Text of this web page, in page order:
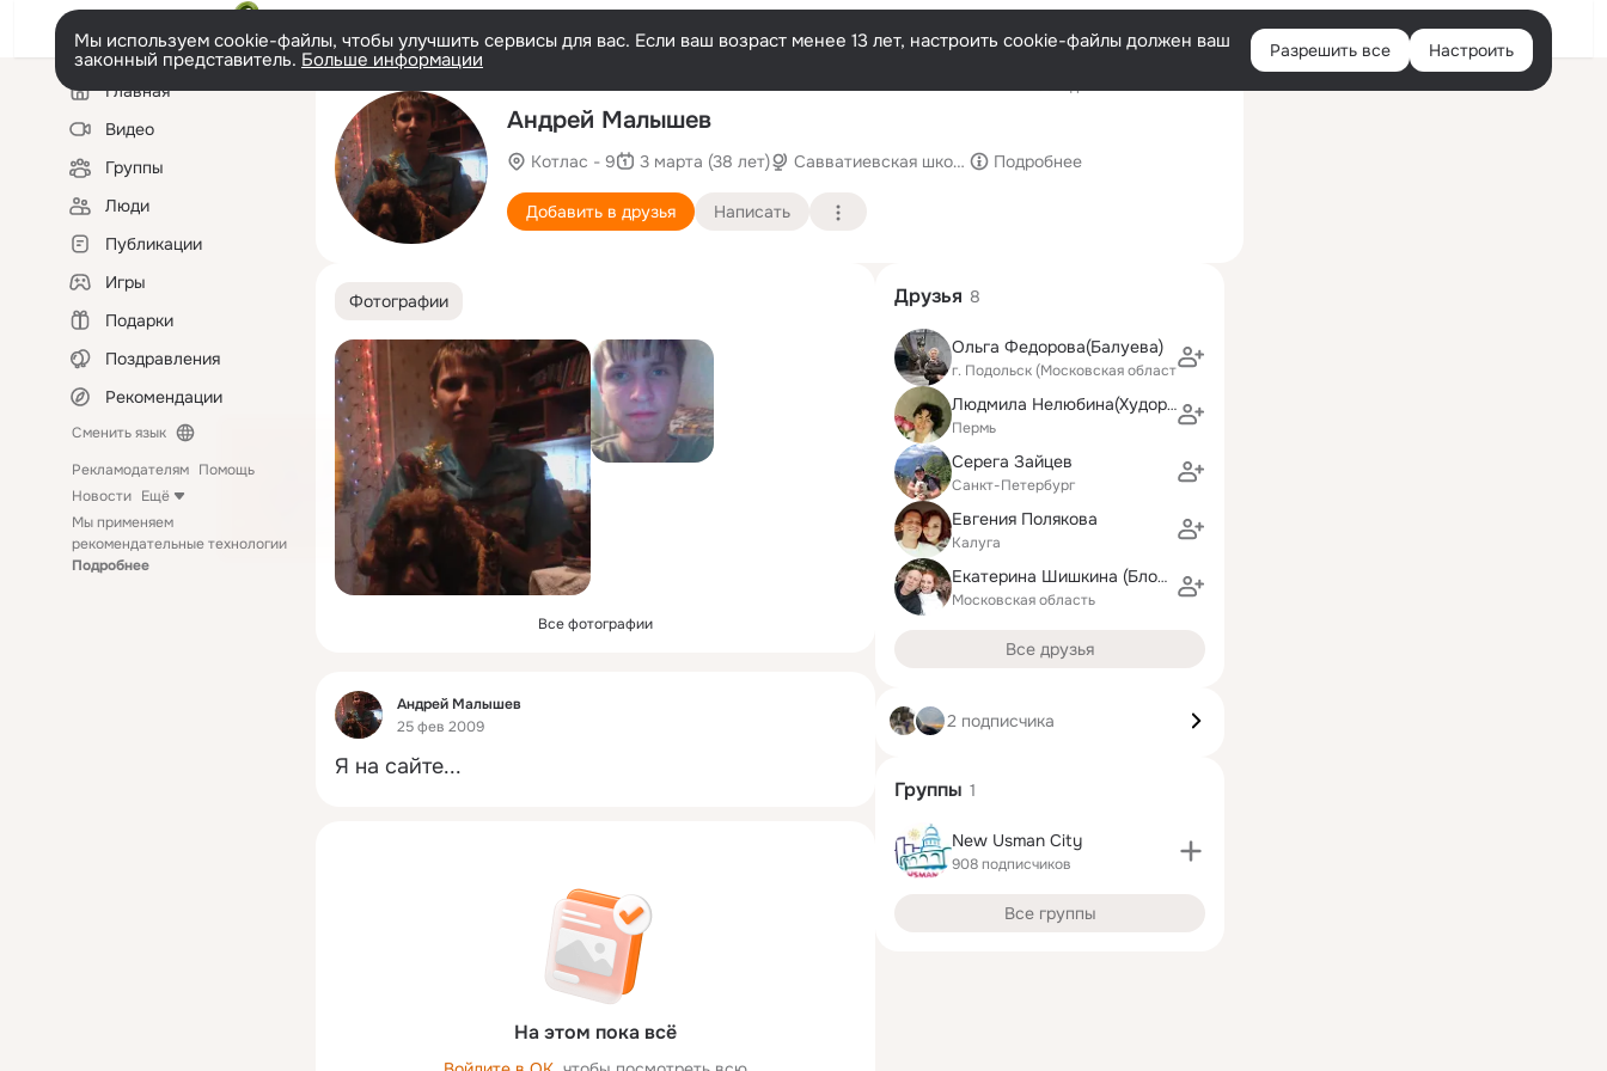
Войти
Мы используем cookie-файлы, чтобы улучшить сервисы для вас. Если ваш возраст менее 13 лет, настроить cookie-файлы должен ваш
законный представитель. Больше информации Разрешить все Настроить
Левая
колонкаГлавная
Видео
Группы
Люди
Публикации
Игры
Подарки
Поздравления
Рекомендации
Сменить язык
Рекламодателям Помощь
Новости Ещё
Мы применяем
рекомендательные технологии
Подробнее
Андрей Малышев
Котлас - 9 3 марта (38 лет) Савватиевская школа Подробнее
Добавить в друзья Написать
Фотографии
Все фотографии
Фид
Андрей Малышев
25 фев 2009
Я на сайте...
На этом пока всё
Друзья 8
Ольга Федорова(Балуева)
г. Подольск (Московская область)
Людмила Нелюбина(Худорожкова)
Пермь
Серега Зайцев
Санкт-Петербург
Евгения Полякова
Калуга
Екатерина Шишкина (Блошко)
Московская область
Все друзья
2 подписчика
Группы 1
New Usman City
908 подписчиков
Все группы